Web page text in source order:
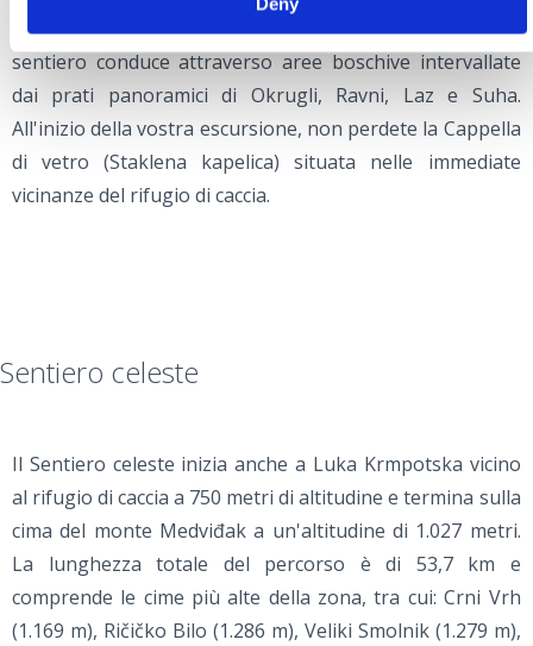
Strilež e Viševica) dall'altra parte. Dopo Sitovnik, il
sentiero conduce attraverso aree boschive intervallate
dai prati panoramici di Okrugli, Ravni, Laz e Suha.
All'inizio della vostra escursione, non perdete la Cappella
di vetro (Staklena kapelica) situata nelle immediate
vicinanze del rifugio di caccia.
Sentiero celeste
Il Sentiero celeste inizia anche a Luka Krmpotska vicino
al rifugio di caccia a 750 metri di altitudine e termina sulla
cima del monte Medviđak a un'altitudine di 1.027 metri.
La lunghezza totale del percorso è di 53,7 km e
comprende le cime più alte della zona, tra cui: Crni Vrh
(1.169 m), Ričičko Bilo (1.286 m), Veliki Smolnik (1.279 m),